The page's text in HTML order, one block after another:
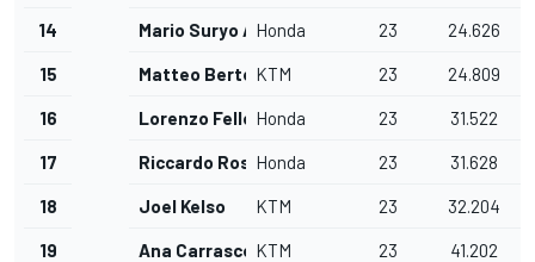
14 Mario Suryo AjiHonda 23 24.626
15 Matteo BertelleKTM 23 24.809
16 Lorenzo FellonHonda 23 31.522
17 Riccardo RossiHonda 23 31.628
18 Joel Kelso KTM 23 32.204
19 Ana Carrasco KTM 23 41.202